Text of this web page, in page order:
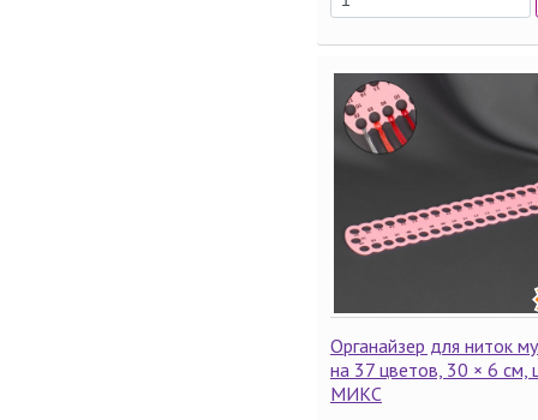
Органайзер для ниток
на 37 цветов, 30 × 6 см,
МИКС